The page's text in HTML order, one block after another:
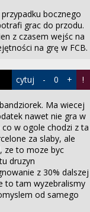
bocznego
grac do przodu.
z czasem wejśc na
na grę w FCB.
Ma wiecej
nawet nie gra w
w ogole chodzi z ta
za slaby, ale
ze to moze byc
druzyn
z 30% dalszej
to tam wyzebralismy
od samego
cytuj - 0 + !